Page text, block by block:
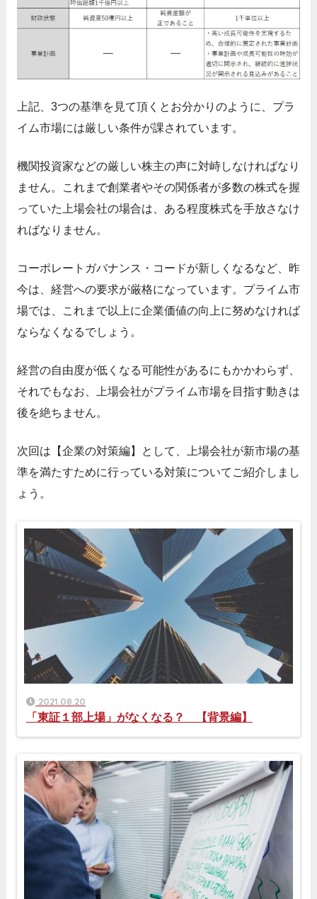
上記、3つの基準を見て頂くとお分かりのように、プラ
イム市場には厳しい条件が課されています。
機関投資家などの厳しい株主の声に対峙しなければなり
ません。これまで創業者やその関係者が多数の株式を握
っていた上場会社の場合は、ある程度株式を手放さなけ
ればなりません。
コーポレートガバナンス・コードが新しくなるなど、昨
今は、経営への要求が厳格になっています。プライム市
場では、これまで以上に企業価値の向上に努めなければ
ならなくなるでしょう。
経営の自由度が低くなる可能性があるにもかかわらず、
それでもなお、上場会社がプライム市場を目指す動きは
後を絶ちません。
次回は【企業の対策編】として、上場会社が新市場の基
準を満たすために行っている対策についてご紹介しまし
ょう。
2021.08.20
「東証１部上場」がなくなる？ 【背景編】